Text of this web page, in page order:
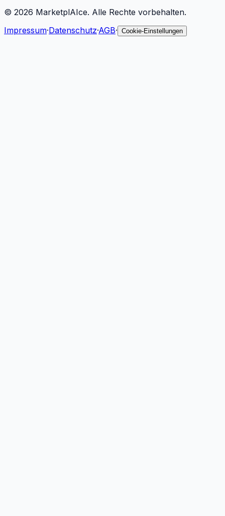
© 2026 MarketplAIce. Alle Rechte vorbehalten.
Impressum·Datenschutz·AGB· Cookie-Einstellungen